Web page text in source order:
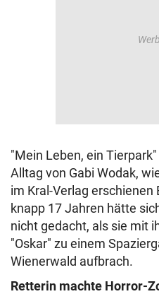
"Mein Leben, ein
Alltag von Gabi Wodak,
im Kral-Verlag erschienen
knapp 17 Jahren hätte
nicht gedacht, als sie mit
"Oskar" zu einem
Wienerwald aufbrach.
Retterin machte Horror-